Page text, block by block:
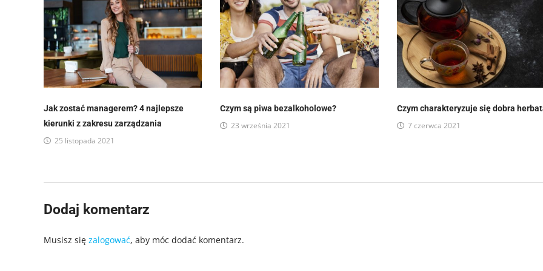
Jak zostać managerem? 4 najlepsze
kierunki z zakresu zarządzania
25 listopada 2021
Czym są piwa bezalkoholowe?
23 września 2021
Czym charakteryzuje się dobra
7 czerwca 2021
Dodaj komentarz
Musisz się zalogować, aby móc dodać komentarz.